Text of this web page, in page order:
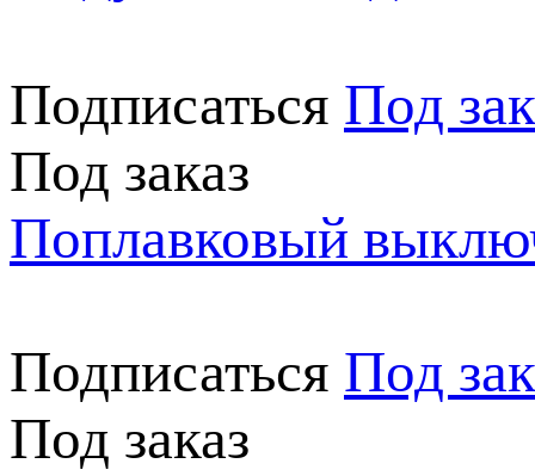
Подписаться Под
Под заказ
Поплавковый
Подписаться Под
Под заказ